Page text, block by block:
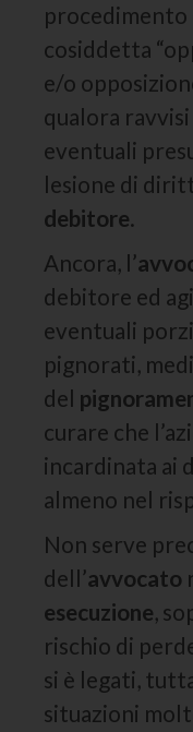
procedimento
cosiddetta
e/o
qualora
eventuali
lesione di
debitore.
Ancora, l’
debitore ed
eventuali
pignorati,
del
curare che
incardinata ai
almeno nel
Non serve
dell’avvocato
esecuzione,
rischio di
si è legati,
situazioni